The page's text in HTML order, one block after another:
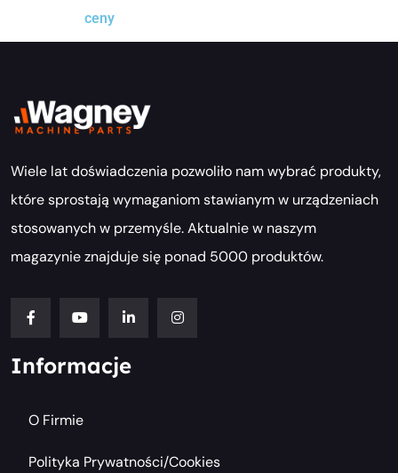
ceny
Wiele lat doświadczenia pozwoliło nam wybrać produkty,
które sprostają wymaganiom stawianym w urządzeniach
stosowanych w przemyśle. Aktualnie w naszym
magazynie znajduje się ponad 5000 produktów.
Informacje
O Firmie
Polityka Prywatności/cookies